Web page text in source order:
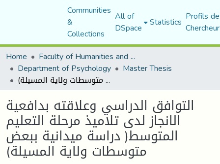
Communities
&
Collections
All of
DSpace Statistics Profils
Home
Faculty of Humanities and Social Sciences
Department of Psychology Master Thesis
التوافق الدراسي وعلاقته بدافعية الانجاز لدى تلاميذ مرحلة التعليم المتوسط( دراسة ميدانية ببعض متوسطات ولاية المسيلة)
التوافق الدراسي وعلاقته بدافعية
الانجاز لدى تلاميذ مرحلة التعليم
المتوسط( دراسة ميدانية ببعض
متوسطات ولاية المسيلة)